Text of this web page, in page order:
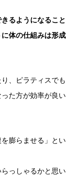
るようになること
体の仕組みは形成
、ピラティスでも
た方が効率が良い
膨らませる」とい
らっしゃるかと思い